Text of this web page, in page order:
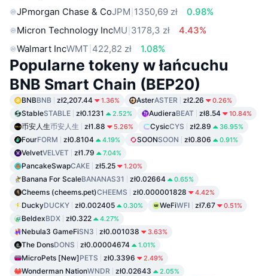
JPmorgan Chase & CoJPM 1350,69 zł
0.98%
Micron Technology IncMU 3178,3 zł
4.43%
Walmart IncWMT 422,82 zł 1.08%
Popularne tokeny w łańcuchu
BNB Smart Chain (BEP20)
BNBBNB zł2,207.44 1.36% AsterASTER zł2.26 0.26%
StableSTABLE zł0.1231 2.52% AudieraBEAT zł8.54 10.84%
币安人生币安人生 zł1.88 5.26% CysicCYS zł2.89 36.95%
FourFORM zł0.8104 4.19% SOONSOON zł0.806 0.91%
VelvetVELVET zł1.79 7.04%
PancakeSwapCAKE zł5.25 1.20%
Banana For ScaleBANANAS31 zł0.02664 0.65%
Cheems (cheems.pet)CHEEMS zł0.000001828 4.42%
DuckyDUCKY zł0.002405 0.30% WeFiWFI zł7.67 0.51%
BeldexBDX zł0.322 4.27%
Nebula3 GameFiSN3 zł0.001038 3.63%
The DonsDONS zł0.00004674 1.01%
MicroPets [New]PETS zł0.3396 2.49%
Wonderman NationWNDR zł0.02643 2.05%